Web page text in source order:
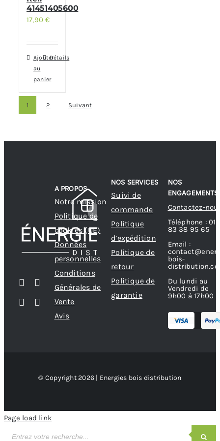
41451405600
17,90€
Ajouter
au
panier
Détails
1 2 Suivant
A PROPOS
Notre mission
Politique de
cookies (UE)
Données
personnelles
Conditions
Générales de
Vente
Avis
NOS SERVICES
Suivi de
commande
Politique
d’expédition
Politique de
retour
Politique de
garantie
NOS
ENGAGEMENTS
Contactez-
Téléphone : 01
83 38 95 65
Email :
bois-
Du lundi au
Vendredi de
9h00 à 17h00
© Copyright 2026 | Energies bois distribution
Page load link
de